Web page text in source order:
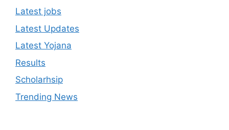
Latest jobs
Latest Updates
Latest Yojana
Results
Scholarhsip
Trending News